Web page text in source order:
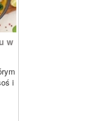
w
i